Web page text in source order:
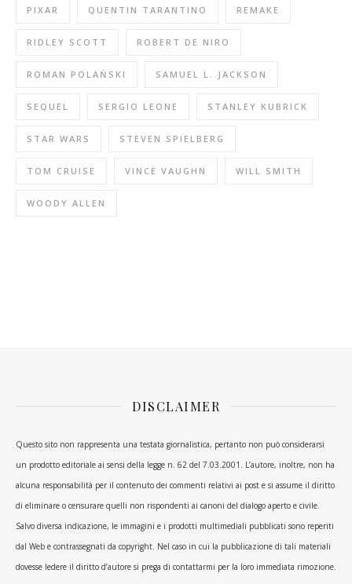
PIXAR QUENTIN TARANTINO REMAKE
RIDLEY SCOTT ROBERT DE NIRO
ROMAN POLAŃSKI SAMUEL L. JACKSON
SEQUEL SERGIO LEONE STANLEY KUBRICK
STAR WARS STEVEN SPIELBERG
TOM CRUISE VINCE VAUGHN WILL SMITH
WOODY ALLEN
DISCLAIMER
Questo sito non rappresenta una testata giornalistica, pertanto non può considerarsi
un prodotto editoriale ai sensi della legge n. 62 del 7.03.2001. L’autore, inoltre, non ha
alcuna responsabilità per il contenuto dei commenti relativi ai post e si assume il diritto
di eliminare o censurare quelli non rispondenti ai canoni del dialogo aperto e civile.
Salvo diversa indicazione, le immagini e i prodotti multimediali pubblicati sono reperiti
dal Web e contrassegnati da copyright. Nel caso in cui la pubblicazione di tali materiali
dovesse ledere il diritto d’autore si prega di contattarmi per la loro immediata rimozione.